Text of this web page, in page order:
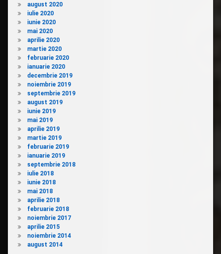
august 2020
iulie 2020
iunie 2020
mai 2020
aprilie 2020
martie 2020
februarie 2020
ianuarie 2020
decembrie 2019
noiembrie 2019
septembrie 2019
august 2019
iunie 2019
mai 2019
aprilie 2019
martie 2019
februarie 2019
ianuarie 2019
septembrie 2018
iulie 2018
iunie 2018
mai 2018
aprilie 2018
februarie 2018
noiembrie 2017
aprilie 2015
noiembrie 2014
august 2014